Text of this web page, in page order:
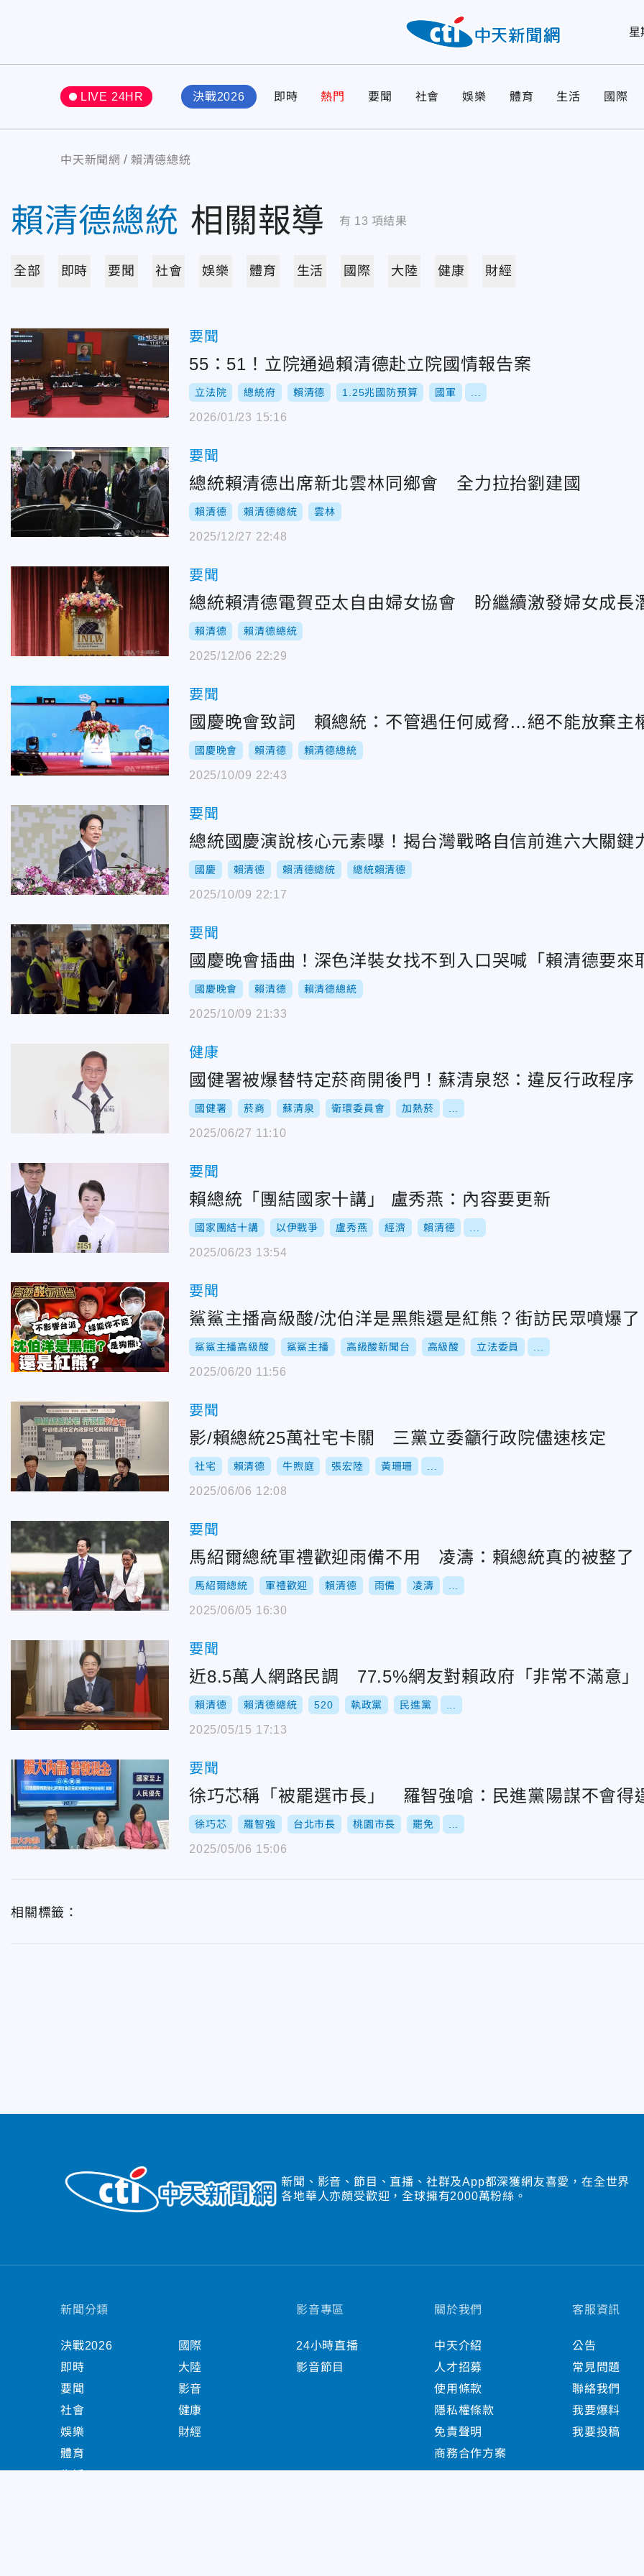
星
LIVE 24HR 決戰2026 即時 熱門 要聞 社會 娛樂 體育 生活 國際
中天新聞網 賴清德總統
賴清德總統 相關報導 有 13 項結果
全部 即時 要聞 社會 娛樂 體育 生活 國際 大陸 健康 財經
要聞
55：51！立院通過賴清德赴立院國情報告案
立法院 總統府 賴清德 1.25兆國防預算 國軍
2026/01/23 15:16
要聞
總統賴清德出席新北雲林同鄉會 全力拉抬劉建國
賴清德 賴清德總統 雲林
2025/12/27 22:48
要聞
總統賴清德電賀亞太自由婦女協會 盼繼續激發婦女成長
賴清德 賴清德總統
2025/12/06 22:29
要聞
國慶晚會致詞 賴總統：不管遇任何威脅…絕不能放棄主
國慶晚會 賴清德 賴清德總統
2025/10/09 22:43
要聞
總統國慶演說核心元素曝！揭台灣戰略自信前進六大關鍵
國慶 賴清德 賴清德總統 總統賴清德
2025/10/09 22:17
要聞
國慶晚會插曲！深色洋裝女找不到入口哭喊「賴清德要來
國慶晚會 賴清德 賴清德總統
2025/10/09 21:33
健康
國健署被爆替特定菸商開後門！蘇清泉怒：違反行政程序
國健署 菸商 蘇清泉 衛環委員會 加熱菸
2025/06/27 11:10
要聞
賴總統「團結國家十講」 盧秀燕：內容要更新
國家團結十講 以伊戰爭 盧秀燕 經濟 賴清德
2025/06/23 13:54
要聞
鯊鯊主播高級酸/沈伯洋是黑熊還是紅熊？街訪民眾噴爆了
鯊鯊主播高級酸 鯊鯊主播 高級酸新聞台 高級酸 立法委員
2025/06/20 11:56
要聞
影/賴總統25萬社宅卡關 三黨立委籲行政院儘速核定
社宅 賴清德 牛煦庭 張宏陸 黃珊珊
2025/06/06 12:08
要聞
馬紹爾總統軍禮歡迎雨備不用 凌濤：賴總統真的被整了
馬紹爾總統 軍禮歡迎 賴清德 雨備 凌濤
2025/06/05 16:30
要聞
近8.5萬人網路民調 77.5%網友對賴政府「非常不滿意」
賴清德 賴清德總統 520 執政黨 民進黨
2025/05/15 17:13
要聞
徐巧芯稱「被罷選市長」 羅智強嗆：民進黨陽謀不會得
徐巧芯 羅智強 台北市長 桃園市長 罷免
2025/05/06 15:06
相關標籤：
新聞、影音、節目、直播、社群及App都深獲網友喜愛，在全世界
各地華人亦頗受歡迎，全球擁有2000萬粉絲。
新聞分類
決戰2026
即時
要聞
社會
娛樂
體育
國際
大陸
影音
健康
財經
影音專區
24小時直播
影音節目
關於我們
中天介紹
人才招募
使用條款
隱私權條款
免責聲明
商務合作方案
客服資訊
公告
常見問題
聯絡我們
我要爆料
我要投稿